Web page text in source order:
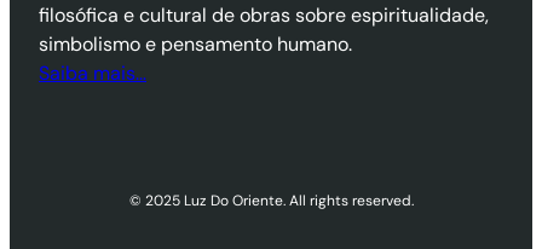
filosófica e cultural de obras sobre espiritualidade,
simbolismo e pensamento humano.
Saiba mais…
© 2025 Luz Do Oriente. All rights reserved.